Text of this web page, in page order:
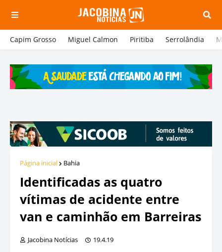
Capim Grosso Miguel Calmon Piritiba Serrolândia
Página inicial Bahia
Identificadas as quatro
vítimas de acidente entre
van e caminhão em Barreiras
Jacobina Notícias 19.4.19